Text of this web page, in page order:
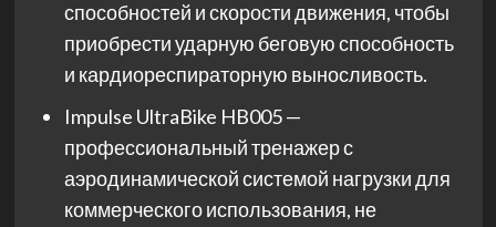
способностей и скорости движения, чтобы
приобрести ударную беговую способность
и кардиореспираторную выносливость.
Impulse UltraBike HB005 —
профессиональный тренажер с
аэродинамической системой нагрузки для
коммерческого использования, не